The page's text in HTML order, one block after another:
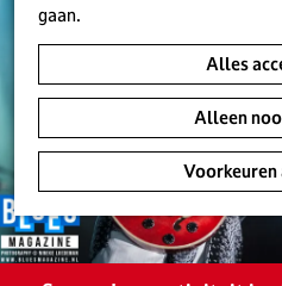
gaan.
Alles
Alleen
Voorkeuren
e
o
m
e
p
a
g
e